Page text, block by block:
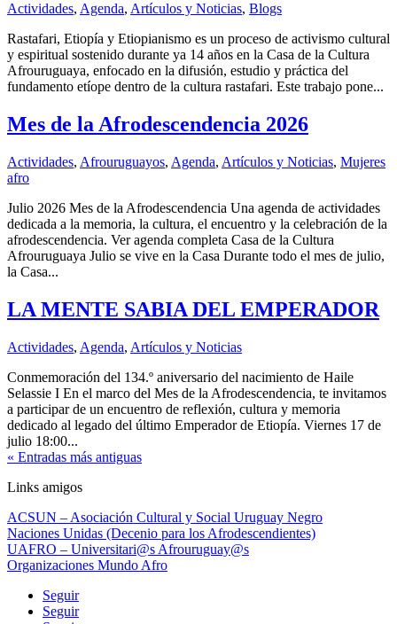
Actividades, Agenda, Artículos y Noticias, Blogs
Rastafari, Etiopía y Etiopianismo es un proceso de activismo cultural
y espiritual sostenido durante ya 14 años en la Casa de la Cultura
Afrouruguaya, enfocado en la difusión, estudio y práctica del
fundamento etíope dentro de la cultura rastafari. Este trabajo pone...
Mes de la Afrodescendencia 2026
Actividades, Afrouruguayos, Agenda, Artículos y Noticias, Mujeres
afro
Julio 2026 Mes de la Afrodescendencia Una agenda de actividades
dedicada a la memoria, la cultura, el encuentro y la celebración de la
afrodescendencia. Ver agenda completa Casa de la Cultura
Afrouruguaya Julio se vive en la Casa Durante todo el mes de julio,
la Casa...
LA MENTE SABIA DEL EMPERADOR
Actividades, Agenda, Artículos y Noticias
Conmemoración del 134.º aniversario del nacimiento de Haile
Selassie I En el marco del Mes de la Afrodescendencia, te invitamos
a participar de un encuentro de reflexión, cultura y memoria
dedicado al legado del último Emperador de Etiopía. Viernes 17 de
julio 18:00...
« Entradas más antiguas
Links amigos
ACSUN – Asociación Cultural y Social Uruguay Negro
Naciones Unidas (Decenio para los Afrodescendientes)
UAFRO – Universitari@s Afrouruguay@s
Organizaciones Mundo Afro
Seguir
Seguir